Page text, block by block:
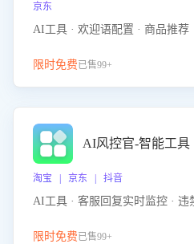
京东
AI工具 · 欢迎语配置 · 商品推荐
限时免费已售99+
AI风控官-智能工具
淘宝 | 京东 | 抖音
AI工具 · 客服回复实时监控 · 违
限时免费已售99+